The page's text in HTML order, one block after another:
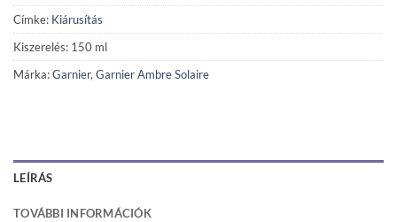
Címke: Kiárusítás
Kiszerelés: 150 ml
Márka:Garnier, Garnier Ambre Solaire
LEÍRÁS
TOVÁBBI INFORMÁCIÓK